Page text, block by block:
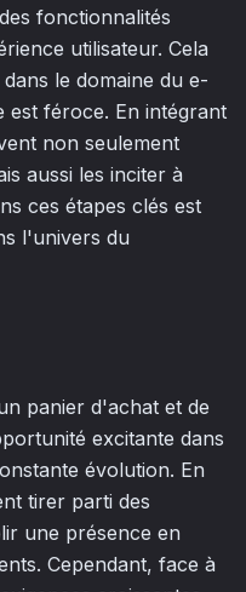
fonctionnalités
utilisateur. Cela
le domaine du e-
féroce. En intégrant
non seulement
aussi les inciter à
ces étapes clés est
l'univers du
panier d'achat et de
excitante dans
évolution. En
tirer parti des
une présence en
Cependant, face à